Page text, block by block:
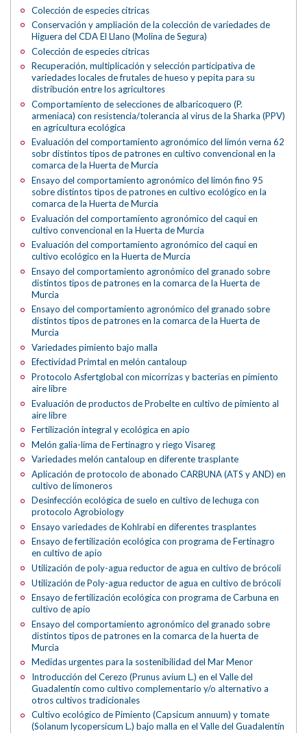
Colección de especies cítricas
Conservación y ampliación de la colección de variedades de
Higuera del CDA El Llano (Molina de Segura)
Colección de especies cítricas
Recuperación, multiplicación y selección participativa de
variedades locales de frutales de hueso y pepita para su
distribución entre los agricultores
Comportamiento de selecciones de albaricoquero (P.
armeniaca) con resistencia/tolerancia al virus de la Sharka (PPV)
en agricultura ecológica
Evaluación del comportamiento agronómico del limón verna 62
sobr distintos tipos de patrones en cultivo convencional en la
comarca de la Huerta de Murcia
Ensayo del comportamiento agronómico del limón fino 95
sobre distintos tipos de patrones en cultivo ecológico en la
comarca de la Huerta de Murcia
Evaluación del comportamiento agronómico del caqui en
cultivo convencional en la Huerta de Murcia
Evaluación del comportamiento agronómico del caqui en
cultivo ecológico en la Huerta de Murcia
Ensayo del comportamiento agronómico del granado sobre
distintos tipos de patrones en la comarca de la Huerta de
Murcia
Ensayo del comportamiento agronómico del granado sobre
distintos tipos de patrones en la comarca de la Huerta de
Murcia
Variedades pimiento bajo malla
Efectividad Primtal en melón cantaloup
Protocolo Asfertglobal con micorrizas y bacterias en pimiento
aire libre
Evaluación de productos de Probelte en cultivo de pimiento al
aire libre
Fertilización integral y ecológica en apio
Melón galia-lima de Fertinagro y riego Visareg
Variedades melón cantaloup en diferente trasplante
Aplicación de protocolo de abonado CARBUNA (ATS y AND) en
cultivo de limoneros
Desinfección ecológica de suelo en cultivo de lechuga con
protocolo Agrobiology
Ensayo variedades de Kohlrabi en diferentes trasplantes
Ensayo de fertilización ecológica con programa de Fertinagro
en cultivo de apio
Utilización de poly-agua reductor de agua en cultivo de brócoli
Utilización de Poly-agua reductor de agua en cultivo de brócoli
Ensayo de fertilización ecológica con programa de Carbuna en
cultivo de apio
Ensayo del comportamiento agronómico del granado sobre
distintos tipos de patrones en la comarca de la huerta de
Murcia
Medidas urgentes para la sostenibilidad del Mar Menor
Introducción del Cerezo (Prunus avium L.) en el Valle del
Guadalentín como cultivo complementario y/o alternativo a
otros cultivos tradicionales
Cultivo ecológico de Pimiento (Capsicum annuum) y tomate
(Solanum lycopersicum L.) bajo malla en el Valle del Guadalentín